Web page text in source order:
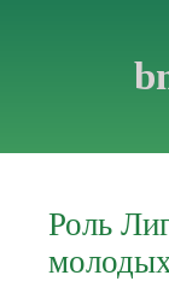
Роль